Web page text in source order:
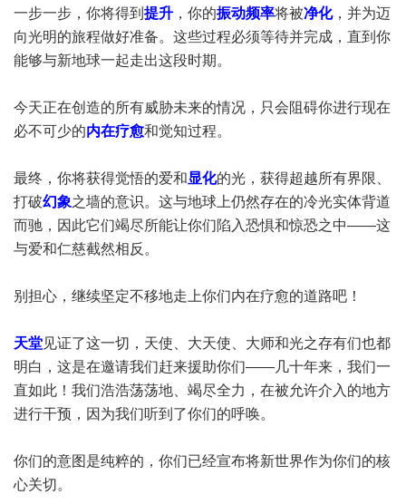
一步一步，你将得到 提升 ，你的振动频率将被净化，并为迈
向光明的旅程做好准备。这些过程必须等待并完成，直到你
能够与新地球一起走出这段时期。
今天正在创造的所有威胁未来的情况，只会阻碍你进行现在
必不可少的内在疗愈和觉知过程。
最终，你将获得觉悟的爱和显化的光，获得超越所有界限、
打破幻象之墙的意识。这与地球上仍然存在的冷光实体背道
而驰，因此它们竭尽所能让你们陷入恐惧和惊恐之中——这
与爱和仁慈截然相反。
别担心，继续坚定不移地走上你们内在疗愈的道路吧！
天堂见证了这一切，天使、大天使、大师和光之存有们也都
明白，这是在邀请我们赶来援助你们——几十年来，我们一
直如此！我们浩浩荡荡地、竭尽全力，在被允许介入的地方
进行干预，因为我们听到了你们的呼唤。
你们的意图是纯粹的，你们已经宣布将新世界作为你们的核
心关切。